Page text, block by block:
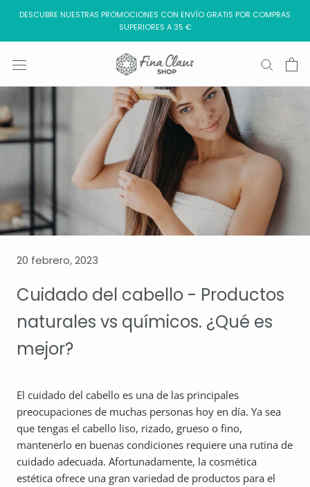
contenido
DESCUBRE NUESTRAS PROMOCIONES CON ENVÍO GRATIS POR COMPRAS
SUPERIORES A 35 €
20 febrero, 2023
Cuidado del cabello - Productos
naturales vs químicos. ¿Qué es
mejor?
El cuidado del cabello es una de las principales
preocupaciones de muchas personas hoy en día. Ya sea
que tengas el cabello liso, rizado, grueso o fino,
mantenerlo en buenas condiciones requiere una rutina de
cuidado adecuada. Afortunadamente, la cosmética
estética ofrece una gran variedad de productos para el